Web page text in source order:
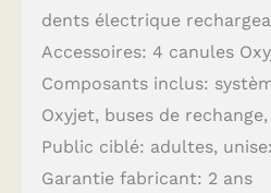
dents électrique
Accessoires: 4 canules
Composants inclus:
Oxyjet, buses de
Public ciblé: adultes,
Garantie fabricant: 2 ans